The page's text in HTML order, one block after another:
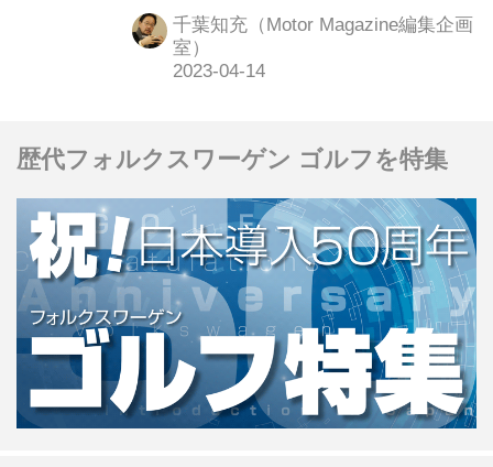
におけるBEVを普及させるための課題
についてインタビュー、これから求め
られるものに対する取り組みの一端
千葉知充（Motor Magazine編集企画
室）
歴代フォルクスワーゲン ゴルフを特集